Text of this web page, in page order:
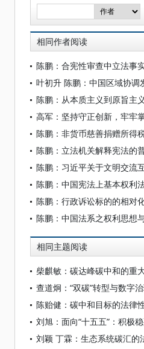
相同作者阅读
陈鹏：中国法系之权利思想
相同主题阅读
查道炯：“双碳”转型与数字